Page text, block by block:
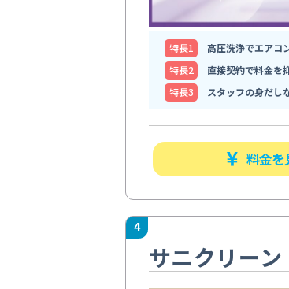
特⻑1
高圧洗浄でエアコ
特⻑2
直接契約で料金を
特⻑3
スタッフの身だし
料金を
4
サニクリーン